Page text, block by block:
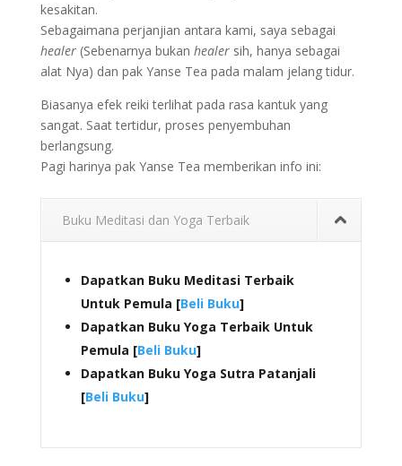
kesakitan.
Sebagaimana perjanjian antara kami, saya sebagai
healer(Sebenarnya bukan healersih, hanya sebagai
alat Nya) dan pak Yanse Tea pada malam jelang tidur.
Biasanya efek reiki terlihat pada rasa kantuk yang
sangat. Saat tertidur, proses penyembuhan
berlangsung.
Pagi harinya pak Yanse Tea memberikan info ini:
Buku Meditasi dan Yoga Terbaik
Dapatkan Buku Meditasi Terbaik
Untuk Pemula [Beli Buku]
Dapatkan Buku Yoga Terbaik Untuk
Pemula [Beli Buku]
Dapatkan Buku Yoga Sutra Patanjali
[Beli Buku]